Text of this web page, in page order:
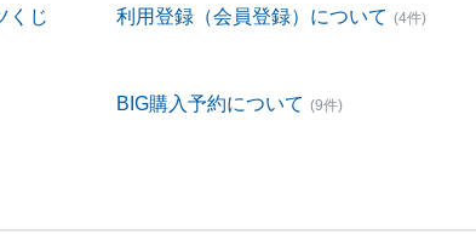
くじ
利用登録（会員登録）について (4件)
BIG購入予約について (9件)